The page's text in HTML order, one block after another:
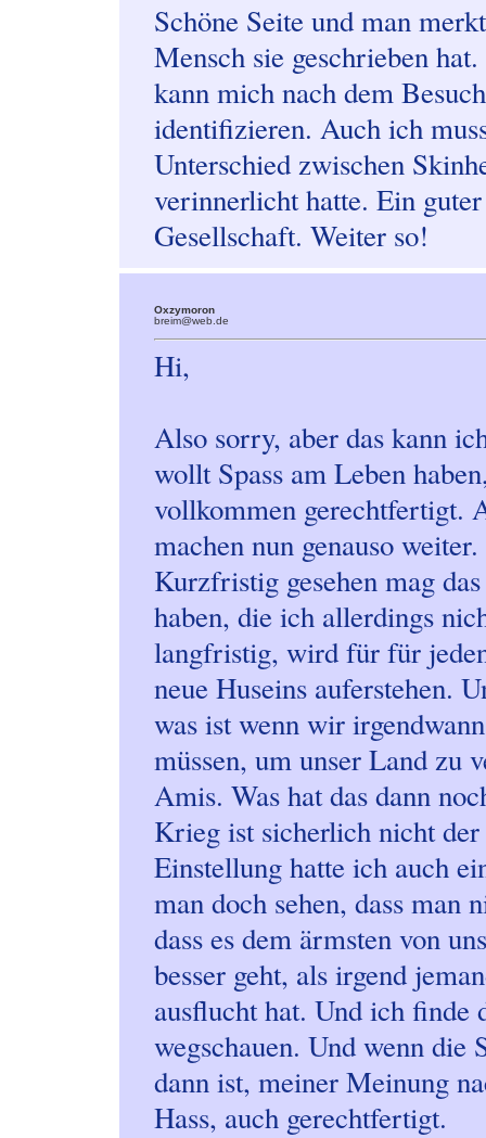
Schöne Seite und man
Mensch sie geschrieben
kann mich nach dem
identifizieren. Auch ich
Unterschied zwischen
verinnerlicht hatte. Ein
Gesellschaft. Weiter so!
Oxzymoron
breim@web.de
Hi,
Also sorry, aber das kann
wollt Spass am Leben
vollkommen gerechtfertigt.
machen nun genauso
Kurzfristig gesehen mag
haben, die ich allerdings
langfristig, wird für für
neue Huseins auferstehen.
was ist wenn wir
müssen, um unser Land zu
Amis. Was hat das dann
Krieg ist sicherlich nicht
Einstellung hatte ich auch
man doch sehen, dass man
dass es dem ärmsten von
besser geht, als irgend
ausflucht hat. Und ich finde
wegschauen. Und wenn die
dann ist, meiner Meinung
Hass, auch gerechtfertigt.